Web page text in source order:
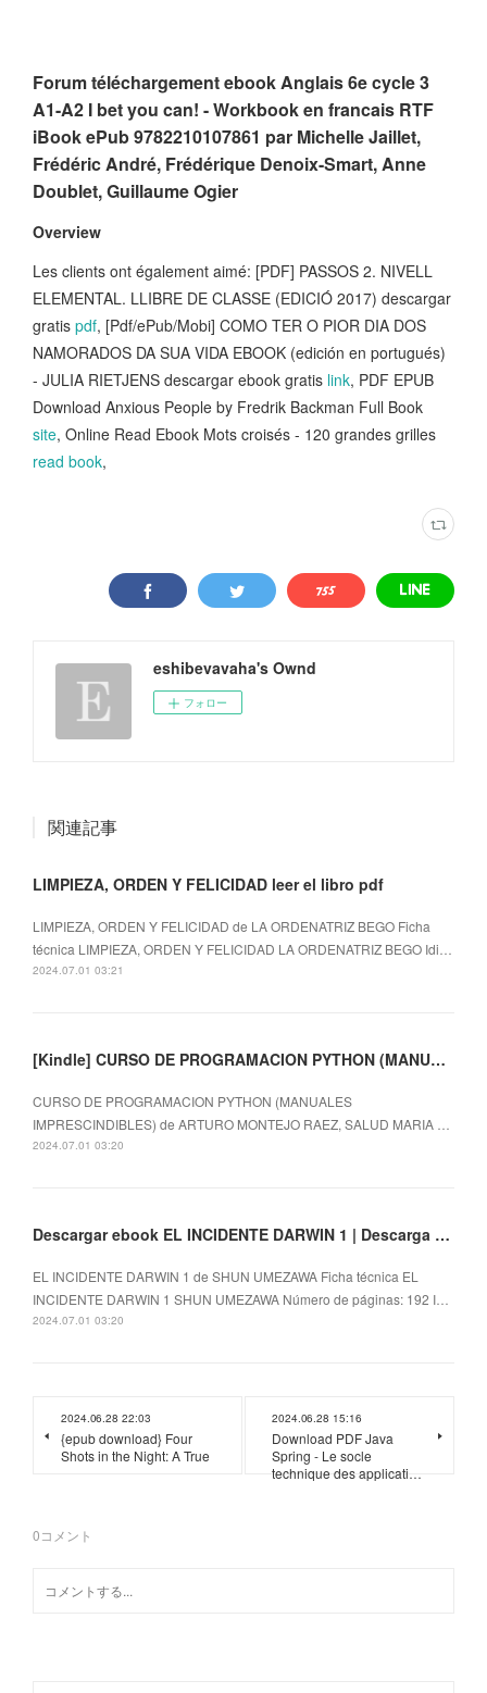
Forum téléchargement ebook Anglais 6e cycle 3
A1-A2 I bet you can! - Workbook en francais RTF
iBook ePub 9782210107861 par Michelle Jaillet,
Frédéric André, Frédérique Denoix-Smart, Anne
Doublet, Guillaume Ogier
Overview
Les clients ont également aimé: [PDF] PASSOS 2. NIVELL
ELEMENTAL. LLIBRE DE CLASSE (EDICIÓ 2017) descargar
gratis pdf, [Pdf/ePub/Mobi] COMO TER O PIOR DIA DOS
NAMORADOS DA SUA VIDA EBOOK (edición en portugués)
- JULIA RIETJENS descargar ebook gratis link, PDF EPUB
Download Anxious People by Fredrik Backman Full Book
site, Online Read Ebook Mots croisés - 120 grandes grilles
read book,
eshibevavaha's Ownd
フォロー
関連記事
LIMPIEZA, ORDEN Y FELICIDAD leer el libro pdf
LIMPIEZA, ORDEN Y FELICIDAD de LA ORDENATRIZ BEGO Ficha
técnica LIMPIEZA, ORDEN Y FELICIDAD LA ORDENATRIZ BEGO Idi…
2024.07.01 03:21
[Kindle] CURSO DE PROGRAMACION PYTHON (MANUALES IMPRESCINDIBLES) descargar gratis
CURSO DE PROGRAMACION PYTHON (MANUALES
IMPRESCINDIBLES) de ARTURO MONTEJO RAEZ, SALUD MARIA …
2024.07.01 03:20
Descargar ebook EL INCIDENTE DARWIN 1 | Descarga Libros Gratis (PDF - EPUB)
EL INCIDENTE DARWIN 1 de SHUN UMEZAWA Ficha técnica EL
INCIDENTE DARWIN 1 SHUN UMEZAWA Número de páginas: 192 I…
2024.07.01 03:20
2024.06.28 22:03
{epub download} Four
Shots in the Night: A True
2024.06.28 15:16
Download PDF Java
Spring - Le socle
technique des applicati…
0コメント